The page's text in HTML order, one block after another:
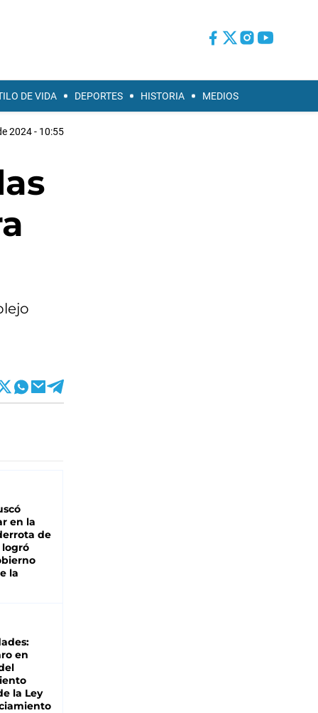
DE VIDA DEPORTES HISTORIA MEDIOS
2024 - 10:55
en la
de
logró
la
en
la Ley